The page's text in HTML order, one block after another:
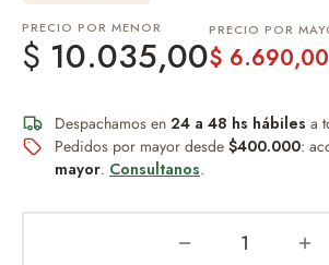
PRECIO POR MENOR
$ 10.035,00
PRECIO POR
$ 6.690,00
Despachamos en 24 a 48 hs hábiles a
Pedidos por mayor desde $400.000:
mayor. Consultanos.